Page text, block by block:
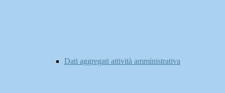
Dati aggregati attività amministrativa